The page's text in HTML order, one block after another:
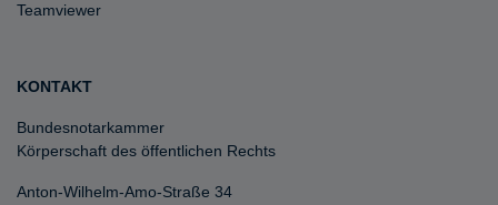
Teamviewer
KONTAKT
Bundesnotarkammer
Körperschaft des öffentlichen Rechts
Anton-Wilhelm-Amo-Straße 34